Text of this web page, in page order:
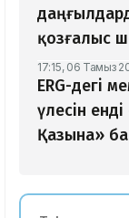
қозғалыс
17:15, 06 Тамыз
ERG-дегі
үлесін
Қазына»